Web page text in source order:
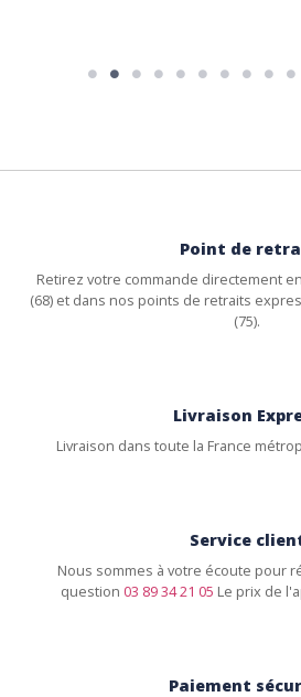
Point de
Retirez votre commande directement
(68) et dans nos points de retraits
(75).
Livraison
Livraison dans toute la France
Service
Nous sommes à votre écoute pour
question 03 89 34 21 05 Le prix de
Paiement